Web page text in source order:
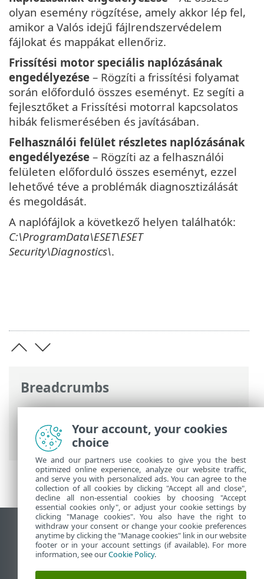
Breadcrumbs
ESET Online súgó>ESET Smart Security
Premium
>További beállítások>
Hibaelhárítás > Diagnosztika
olyan esemény rögzítése, amely akkor lép fel,
amikor a Valós idejű fájlrendszervédelem
fájlokat és mappákat ellenőriz.
Frissítési motor speciális naplózásának
engedélyezése – Rögzíti a frissítési folyamat
során előforduló összes eseményt. Ez segíti a
fejlesztőket a Frissítési motorral kapcsolatos
hibák felismerésében és javításában.
Felhasználói felület részletes naplózásának
engedélyezése – Rögzíti az a felhasználói
felületen előforduló összes eseményt, ezzel
lehetővé téve a problémák diagnosztizálását
és megoldását.
A naplófájlok a következő helyen találhatók:
C:\ProgramData\ESET\ESET
Security\Diagnostics\.
Asztali webhely megtekintése
End of Life
Az ESET tudásbázisa
Your account, your cookies
choice
We and our partners use cookies to give you the best
optimized online experience, analyze our website traffic,
and serve you with personalized ads. You can agree to the
collection of all cookies by clicking "Accept all and close",
decline all non-essential cookies by choosing "Accept
essential cookies only", or adjust your cookie settings by
clicking "Manage cookies". You also have the right to
withdraw your consent or change your cookie preferences
anytime by clicking the "Manage cookies" link in our website
footer or in your account settings (if available). For more
information, see ourCookie Policy.